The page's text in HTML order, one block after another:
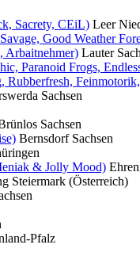
Sacrety, CEiL) Leer
Good Weather
Arbaitnehmer) Lauter
Paranoid Frogs,
Sachsen
Sachsen
Bernsdorf Sachsen
& Jolly Mood)
Steiermark (Österreich)
Pfalz